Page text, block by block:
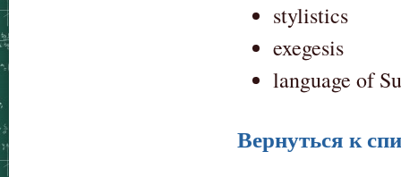
stylistics
exegesis
language of
Вернуться к